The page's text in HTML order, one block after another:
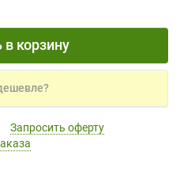
корзину
Запросить оферту